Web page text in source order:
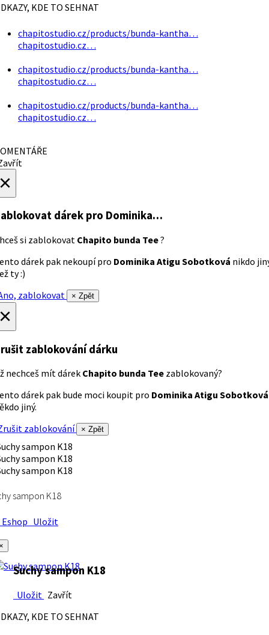
KDE TO SEHNAT
chapitostudio.cz/products/bunda-kantha…
chapitostudio.cz…
chapitostudio.cz/products/bunda-kantha…
chapitostudio.cz…
chapitostudio.cz/products/bunda-kantha…
chapitostudio.cz…
dárek pro Dominika…
si zablokovat Chapito bunda Tee?
dárek pak nekoupí pro Dominika Atigu Sobotková nikdo
ty :)
zablokovat
× Zpět
zablokování dárku
nechceš mít dárek Chapito bunda Tee zablokovaný?
dárek pak bude moci koupit pro Dominika Atigu Sobotková
jiný.
zablokování
× Zpět
sampon K18
Uložit
Suchy sampon K18
Uložit Zavřít
KDE TO SEHNAT